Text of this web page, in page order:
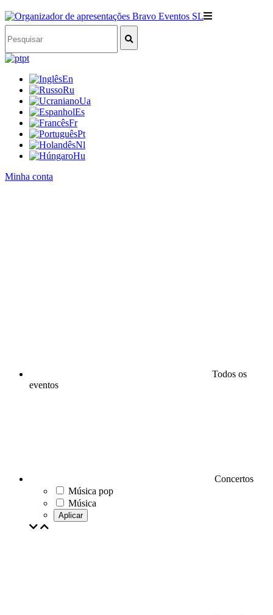
pt
En
Ru
Ua
Es
Fr
Pt
Nl
Hu
Minha conta
Todos os
eventos
Concertos
Música pop
Música
Aplicar